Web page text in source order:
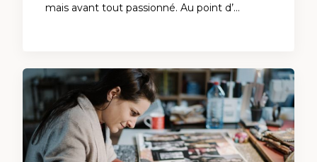
mais avant tout passionné. Au point d’…